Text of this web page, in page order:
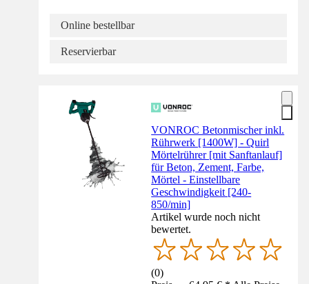
Online bestellbar
Reservierbar
VONROC Betonmischer inkl.
Rührwerk [1400W] - Quirl
Mörtelrührer [mit Sanftanlauf]
für Beton, Zement, Farbe,
Mörtel - Einstellbare
Geschwindigkeit [240-
850/min]
Artikel wurde noch nicht
bewertet.
(0)